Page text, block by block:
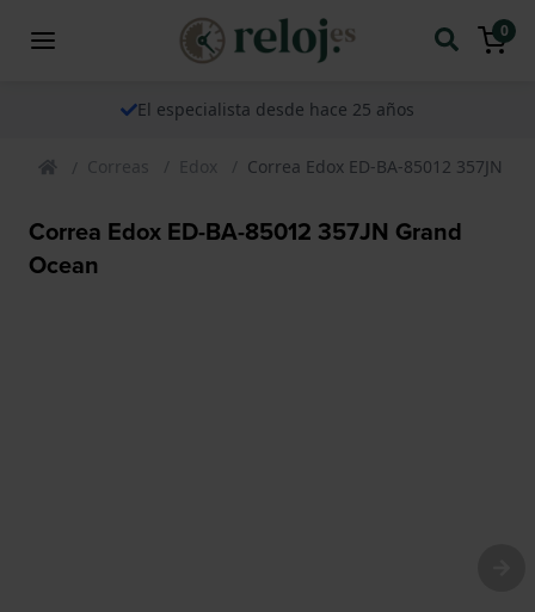
0
El especialista desde hace 25 años
Correas Edox Correa Edox ED-BA-85012 357JN
Correa Edox ED-BA-85012 357JN Grand
Ocean